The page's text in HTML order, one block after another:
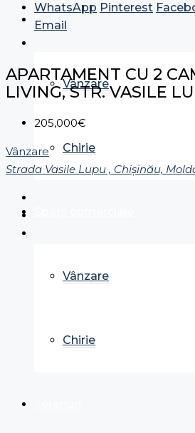
Case
Vânzare
Chirie
Vânzare
Chirie
WhatsApp Pinterest
Email
APARTAMENT CU 2
LIVING, STR. VASILE
205,000€
Vânzare
Strada Vasile Lupu , Chișinău,